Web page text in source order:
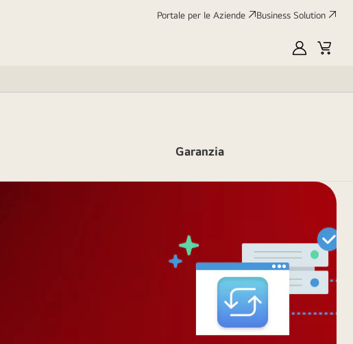
Portale per le Aziende Business Solution
My
Cart
Garanzia